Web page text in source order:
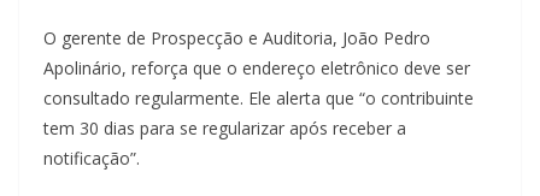
O gerente de Prospecção e Auditoria, João Pedro
Apolinário, reforça que o endereço eletrônico deve ser
consultado regularmente. Ele alerta que “o contribuinte
tem 30 dias para se regularizar após receber a
notificação”.